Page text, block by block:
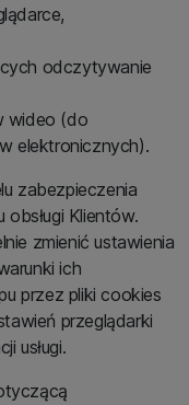
odczytywanie
wideo (do
elektronicznych).
zabezpieczenia
Klientów.
zmienić ustawienia
ich
przez pliki cookies
przeglądarki
usługi.